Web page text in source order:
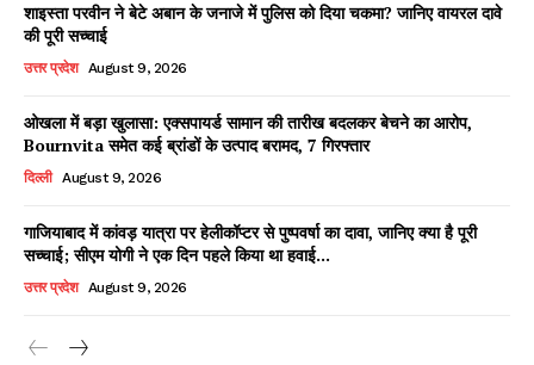
Facebook
X WhatsApp
Share
Read Latest News on AIN
शाइस्ता परवीन ने बेटे अबान के जनाजे में पुलिस को दिया चकमा? जानिए वायरल दावे
की पूरी सच्चाई
उत्तर प्रदेश August 9, 2026
ओखला में बड़ा खुलासा: एक्सपायर्ड सामान की तारीख बदलकर बेचने का आरोप,
Bournvita समेत कई ब्रांडों के उत्पाद बरामद, 7 गिरफ्तार
दिल्ली August 9, 2026
गाजियाबाद में कांवड़ यात्रा पर हेलीकॉप्टर से पुष्पवर्षा का दावा, जानिए क्या है पूरी
सच्चाई; सीएम योगी ने एक दिन पहले किया था हवाई...
उत्तर प्रदेश August 9, 2026